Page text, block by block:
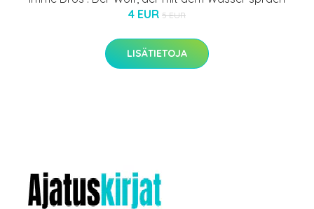
4 EUR 5 EUR
LISÄTIETOJA